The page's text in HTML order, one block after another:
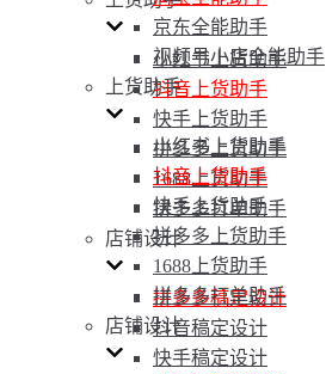
小红书上货助手
抖音上货助手
快手上货助手
拼多多上货助手
1688上货助手
拼多多打单助手
店铺设计
拼多多稿定设计
抖音稿定设计
快手稿定设计
京东全能助手
视频号小店全能助手
上货助手
小红书上货助手
抖音上货助手
快手上货助手
拼多多上货助手
1688上货助手
拼多多打单助手
店铺设计